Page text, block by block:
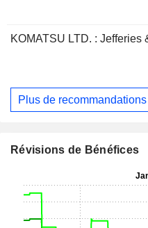
KOMATSU LTD. : Jefferies
Plus de recommandations
Révisions de Bénéfices